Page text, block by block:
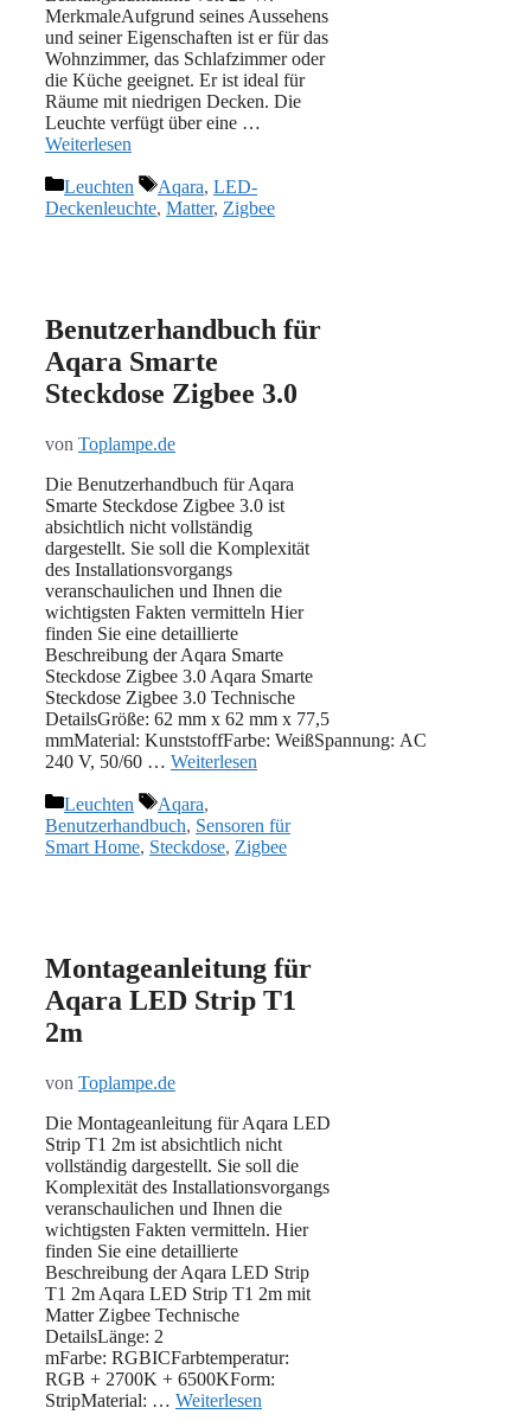
MerkmaleAufgrund seines Aussehens
und seiner Eigenschaften ist er für das
Wohnzimmer, das Schlafzimmer oder
die Küche geeignet. Er ist ideal für
Räume mit niedrigen Decken. Die
Leuchte verfügt über eine …
Weiterlesen
Kategorien
Leuchten Schlagwörter
Aqara, LED-
Deckenleuchte, Matter, Zigbee
Benutzerhandbuch für
Aqara Smarte
Steckdose Zigbee 3.0
von Toplampe.de
Die Benutzerhandbuch für Aqara
Smarte Steckdose Zigbee 3.0 ist
absichtlich nicht vollständig
dargestellt. Sie soll die Komplexität
des Installationsvorgangs
veranschaulichen und Ihnen die
wichtigsten Fakten vermitteln Hier
finden Sie eine detaillierte
Beschreibung der Aqara Smarte
Steckdose Zigbee 3.0 Aqara Smarte
Steckdose Zigbee 3.0 Technische
DetailsGröße: 62 mm x 62 mm x 77,5
mmMaterial: ‎‎KunststoffFarbe: WeißSpannung: AC
240 V, 50/60 … Weiterlesen
Kategorien
Leuchten Schlagwörter
Aqara,
Benutzerhandbuch, Sensoren für
Smart Home, Steckdose, Zigbee
Montageanleitung für
Aqara LED Strip T1
2m
von Toplampe.de
Die Montageanleitung für Aqara LED
Strip T1 2m ist absichtlich nicht
vollständig dargestellt. Sie soll die
Komplexität des Installationsvorgangs
veranschaulichen und Ihnen die
wichtigsten Fakten vermitteln. Hier
finden Sie eine detaillierte
Beschreibung der Aqara LED Strip
T1 2m Aqara LED Strip T1 2m mit
Matter Zigbee Technische
DetailsLänge: 2
mFarbe: RGBICFarbtemperatur:
RGB + 2700K + 6500KForm:
StripMaterial: … Weiterlesen